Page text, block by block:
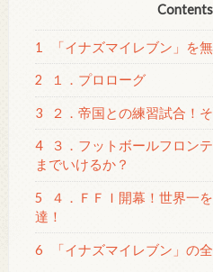
Contents
1 「イナズマイレブン」を
2 １．プロローグ
3 ２．帝国との練習試合！
4
３．フットボールフロン
までいけるか？
5
４．ＦＦＩ開幕！世界一
達！
6 「イナズマイレブン」の